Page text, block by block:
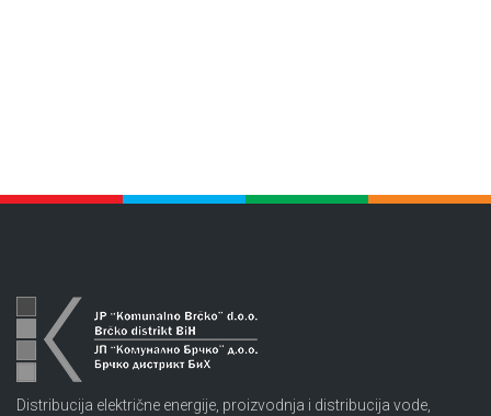
Distribucija električne energije, proizvodnja i distribucija vode,